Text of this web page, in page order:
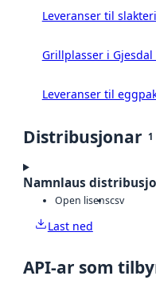
Leveranser til
Grillplasser i
Leveranser til
Distribusjonar 1
Namnlaus
Open lisenscsv
Last ned
API-ar som